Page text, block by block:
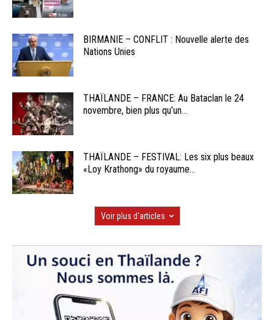
BIRMANIE – CONFLIT : Nouvelle alerte des
Nations Unies
THAÏLANDE – FRANCE: Au Bataclan le 24
novembre, bien plus qu’un...
THAÏLANDE – FESTIVAL: Les six plus beaux
«Loy Krathong» du royaume...
Voir plus d'articles